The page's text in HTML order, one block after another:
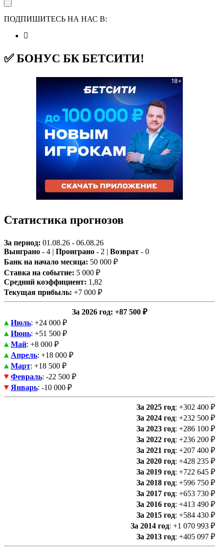
ПОДПИШИТЕСЬ НА НАС В:
✅ БОНУС БК БЕТСИТИ!
Статистика прогнозов
За период: 01.08.26 - 06.08.26
Выиграно - 4 | Проиграно - 2 | Возврат - 0
Банк на начало месяца: 50 000 ₽
Ставка на событие: 5 000 ₽
Средний коэффициент: 1,82
Текущая прибыль: +7 000 ₽
За 2026 год: +87 500 ₽
Июль: +24 000 ₽
Июнь: +51 500 ₽
Май: +8 000 ₽
Апрель: +18 000 ₽
Март: +18 500 ₽
Февраль: -22 500 ₽
Январь: -10 000 ₽
За 2025 год: +302 400 ₽
За 2024 год: +232 500 ₽
За 2023 год: +286 100 ₽
За 2022 год: +236 200 ₽
За 2021 год: +207 400 ₽
За 2020 год: +428 235 ₽
За 2019 год: +722 645 ₽
За 2018 год: +596 750 ₽
За 2017 год: +653 730 ₽
За 2016 год: +413 490 ₽
За 2015 год: +584 430 ₽
За 2014 год: +1 070 993 ₽
За 2013 год: +405 097 ₽